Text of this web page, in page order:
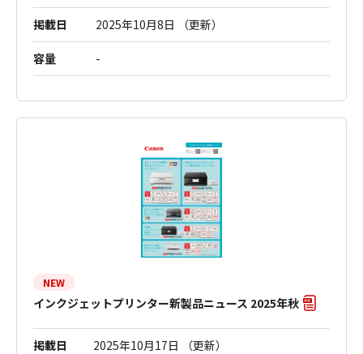
掲載日 2025年10月8日 （更新）
容量 -
NEW
インクジェットプリンター新製品ニュース 2025年秋
掲載日 2025年10月17日 （更新）